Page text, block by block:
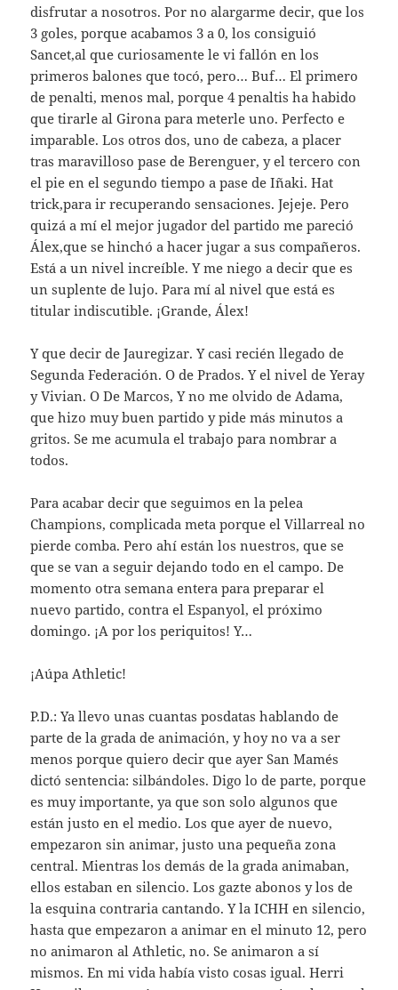
disfrutar a nosotros. Por no alargarme decir, que los
3 goles, porque acabamos 3 a 0, los consiguió
Sancet,al que curiosamente le vi fallón en los
primeros balones que tocó, pero… Buf… El primero
de penalti, menos mal, porque 4 penaltis ha habido
que tirarle al Girona para meterle uno. Perfecto e
imparable. Los otros dos, uno de cabeza, a placer
tras maravilloso pase de Berenguer, y el tercero con
el pie en el segundo tiempo a pase de Iñaki. Hat
trick,para ir recuperando sensaciones. Jejeje. Pero
quizá a mí el mejor jugador del partido me pareció
Álex,que se hinchó a hacer jugar a sus compañeros.
Está a un nivel increíble. Y me niego a decir que es
un suplente de lujo. Para mí al nivel que está es
titular indiscutible. ¡Grande, Álex!
Y que decir de Jauregizar. Y casi recién llegado de
Segunda Federación. O de Prados. Y el nivel de Yeray
y Vivian. O De Marcos, Y no me olvido de Adama,
que hizo muy buen partido y pide más minutos a
gritos. Se me acumula el trabajo para nombrar a
todos.
Para acabar decir que seguimos en la pelea
Champions, complicada meta porque el Villarreal no
pierde comba. Pero ahí están los nuestros, que se
que se van a seguir dejando todo en el campo. De
momento otra semana entera para preparar el
nuevo partido, contra el Espanyol, el próximo
domingo. ¡A por los periquitos! Y…
¡Aúpa Athletic!
P.D.: Ya llevo unas cuantas posdatas hablando de
parte de la grada de animación, y hoy no va a ser
menos porque quiero decir que ayer San Mamés
dictó sentencia: silbándoles. Digo lo de parte, porque
es muy importante, ya que son solo algunos que
están justo en el medio. Los que ayer de nuevo,
empezaron sin animar, justo una pequeña zona
central. Mientras los demás de la grada animaban,
ellos estaban en silencio. Los gazte abonos y los de
la esquina contraria cantando. Y la ICHH en silencio,
hasta que empezaron a animar en el minuto 12, pero
no animaron al Athletic, no. Se animaron a sí
mismos. En mi vida había visto cosas igual. Herri